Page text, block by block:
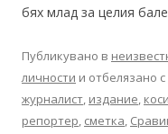
бях млад за целия
Публикувано в
личности и отбелязано с
журналист, издание, коси
репортер, сметка,